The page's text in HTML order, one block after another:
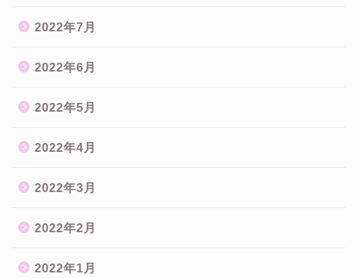
2022年7月
2022年6月
2022年5月
2022年4月
2022年3月
2022年2月
2022年1月